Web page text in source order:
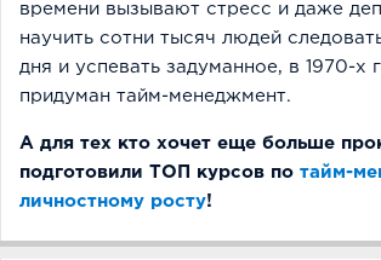
времени вызывают стресс и даже
научить сотни тысяч людей
дня и успевать задуманное, в 1970-х
придуман тайм-менеджмент.
А для тех кто хочет еще больше
подготовили ТОП курсов по тайм-
личностному росту!